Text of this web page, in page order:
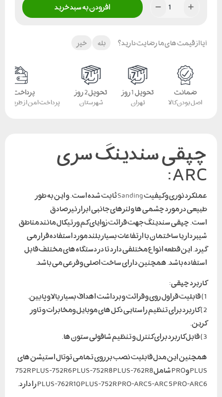
افزودن به سبد خرید
آیا از قیمت های ما رضایت دارید؟ بله خیر
ضمانت
اصل بودن کالا
تحویل 1 روز
تهران
تحویل 2 روز
شهرستان
پرداخت امن
پرداخت امن از طریق
چپقی سندینگ سری
ARC:
عملکرد نوری و کیفیتSandingثابت شده است. و این به طور
طبیعی در مورد چشمی ها و لنزهای جانبی ابزار نیز صادق
است. چپقی سندینگ جهت قرائت زوایای کم ورتیکال مانند مناطق
شیبر دار یا ساختمان با ارتفاعات بسیار بلند مورد استفاده قرار می
گیرد. این قطعه انواع مختلفی دارد تا در دستگاه های مختلف قابل
استفاده باشد. همچنین دارای ساخت اصلی و فرعی می باشد.
کاربرد چپقی:
1) قابلیت قراول روی و قرائت و برداشت اهداف بسیار بالا و پایین.
2) کاربرد برای تنظیم راستایی دکل های موبایل ومخابرات و تاور
کرین.
3) قابل کاربرد برای کنترل و تنظیم شاقولی ستون ها.
همچنین این مدل قابلیت نصب بر روی تمامی توتال استیشن های
PLUS و PRO شامل 752R PLUS-752R6 PLUS-752R8 PLUS-762R8
PLUS-762R10 PLUS-752R PRO-ARC5-ARC 5 PRO-ARC6 را دارد.